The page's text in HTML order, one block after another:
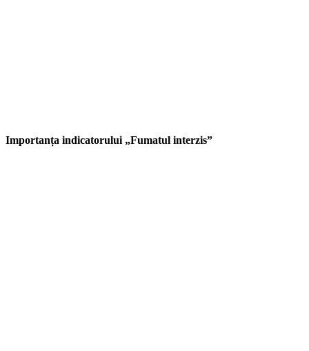
Importanța indicatorului „Fumatul interzis”